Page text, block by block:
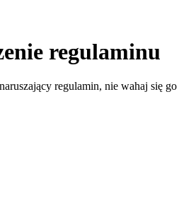
regulaminu
regulamin, nie wahaj się